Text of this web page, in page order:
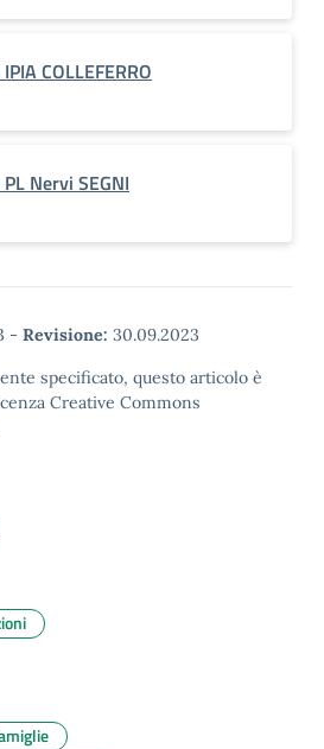
COLLEFERRO
Nervi SEGNI
- Revisione: 30.09.2023
specificato, questo articolo è
Creative Commons